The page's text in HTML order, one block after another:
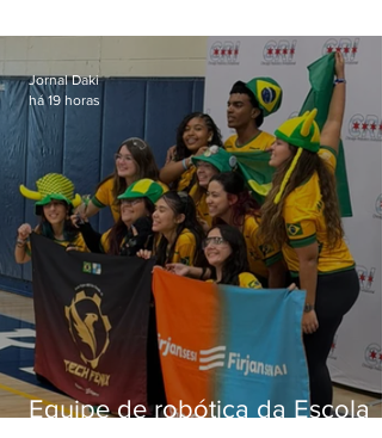
viraram colunistas de si
Equipe de robótica da Escola
Jornal Daki
há 19 horas